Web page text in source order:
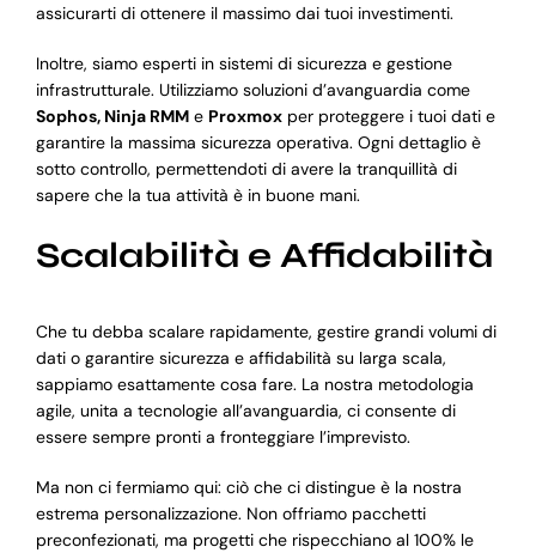
assicurarti di ottenere il massimo dai tuoi investimenti.
Inoltre, siamo esperti in sistemi di sicurezza e gestione
infrastrutturale. Utilizziamo soluzioni d’avanguardia come
Sophos, Ninja RMMe Proxmoxper proteggere i tuoi dati e
garantire la massima sicurezza operativa. Ogni dettaglio è
sotto controllo, permettendoti di avere la tranquillità di
sapere che la tua attività è in buone mani.
Scalabilità e Affidabilità
Che tu debba scalare rapidamente, gestire grandi volumi di
dati o garantire sicurezza e affidabilità su larga scala,
sappiamo esattamente cosa fare. La nostra metodologia
agile, unita a tecnologie all’avanguardia, ci consente di
essere sempre pronti a fronteggiare l’imprevisto.
Ma non ci fermiamo qui: ciò che ci distingue è la nostra
estrema personalizzazione. Non offriamo pacchetti
preconfezionati, ma progetti che rispecchiano al 100% le